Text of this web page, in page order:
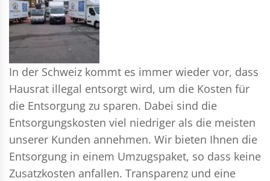
In der Schweiz kommt es immer wieder vor, dass
Hausrat illegal entsorgt wird, um die Kosten für
die Entsorgung zu sparen. Dabei sind die
Entsorgungskosten viel niedriger als die meisten
unserer Kunden annehmen. Wir bieten Ihnen die
Entsorgung in einem Umzugspaket, so dass keine
Zusatzkosten anfallen. Transparenz und eine